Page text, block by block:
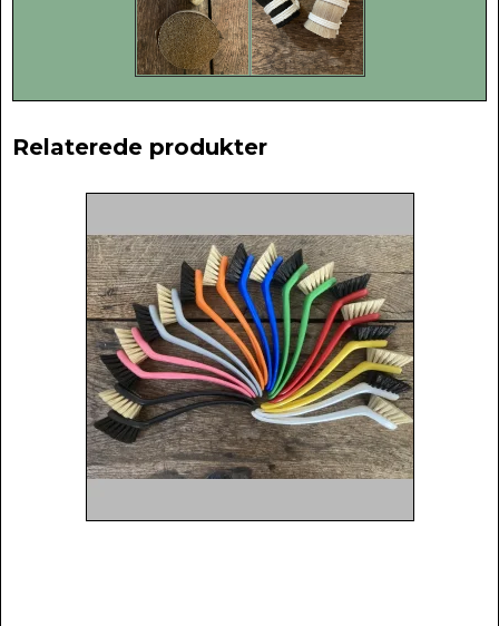
Relaterede produkter